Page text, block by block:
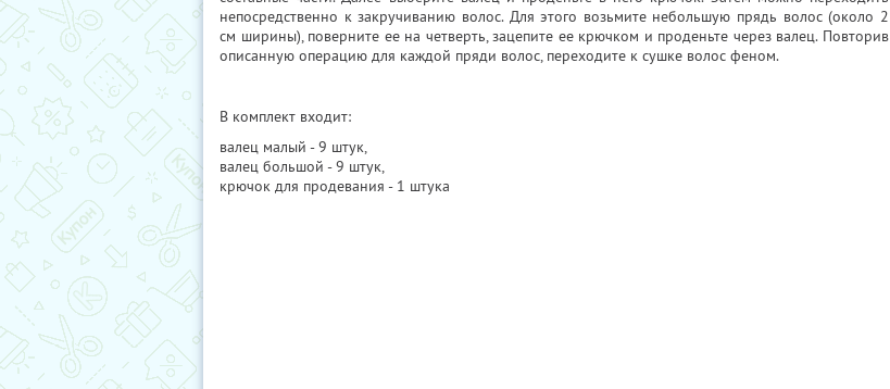
непосредственно к закручиванию волос. Для этого возьмите небольшую прядь волос (около 2
см ширины), поверните ее на четверть, зацепите ее крючком и проденьте через валец. Повторив
описанную операцию для каждой пряди волос, переходите к сушке волос феном.
В комплект входит:
валец малый - 9 штук,
валец большой - 9 штук,
крючок для продевания - 1 штука